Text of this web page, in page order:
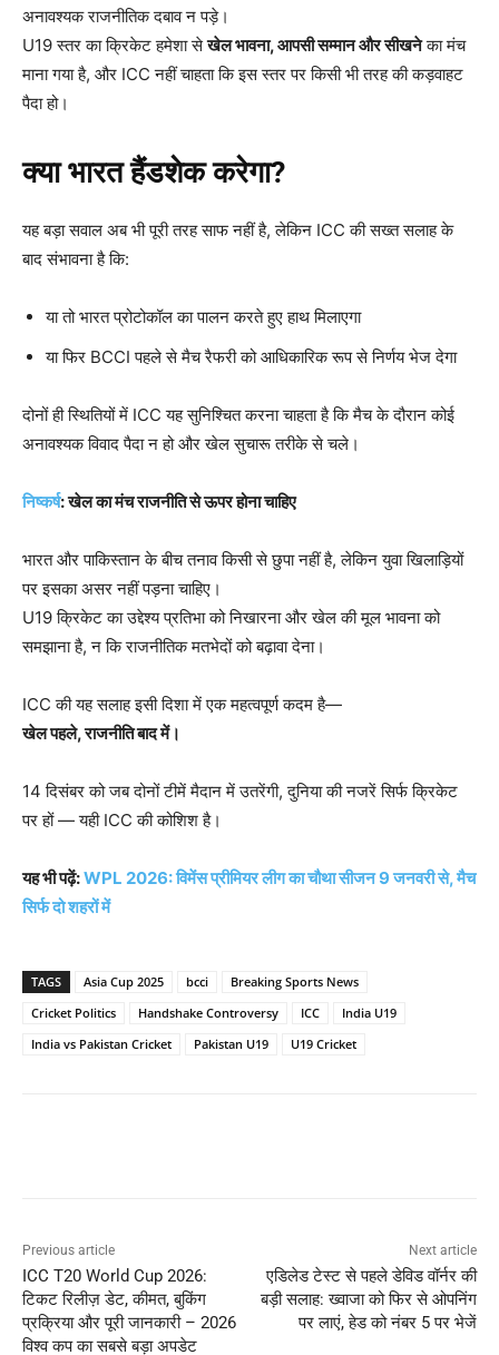
अनावश्यक राजनीतिक दबाव न पड़े।
U19 स्तर का क्रिकेट हमेशा सेखेल भावना,आपसी सम्मान और सीखनेका मंच
माना गया है, और ICC नहीं चाहता कि इस स्तर पर किसी भी तरह की कड़वाहट
पैदा हो।
क्या भारत हैंडशेक करेगा?
यह बड़ा सवाल अब भी पूरी तरह साफ नहीं है, लेकिन ICC की सख्त सलाह के
बाद संभावना है कि:
या तो भारत प्रोटोकॉल का पालन करते हुए हाथ मिलाएगा
या फिर BCCI पहले से मैच रैफरी को आधिकारिक रूप से निर्णय भेज देगा
दोनों ही स्थितियों में ICC यह सुनिश्चित करना चाहता है कि मैच के दौरान कोई
अनावश्यक विवाद पैदा न हो और खेल सुचारू तरीके से चले।
निष्कर्ष: खेल का मंच राजनीति से ऊपर होना चाहिए
भारत और पाकिस्तान के बीच तनाव किसी से छुपा नहीं है, लेकिन युवा खिलाड़ियों
पर इसका असर नहीं पड़ना चाहिए।
U19 क्रिकेट का उद्देश्य प्रतिभा को निखारना और खेल की मूल भावना को
समझाना है, न कि राजनीतिक मतभेदों को बढ़ावा देना।
ICC की यह सलाह इसी दिशा में एक महत्वपूर्ण कदम है—
खेल पहले,राजनीति बाद में।
14 दिसंबर को जब दोनों टीमें मैदान में उतरेंगी, दुनिया की नजरें सिर्फ क्रिकेट
पर हों — यही ICC की कोशिश है।
यह भी पढ़ें:WPL 2026: विमेंस प्रीमियर लीग का चौथा सीजन 9 जनवरी से, मैच
सिर्फ दो शहरों में
TAGS Asia Cup 2025 bcci
Breaking Sports News
Cricket Politics
Handshake Controversy ICC
India U19
India vs Pakistan Cricket
Pakistan U19 U19 Cricket
Previous article
ICC T20 World Cup 2026:
टिकट रिलीज़ डेट, कीमत, बुकिंग
प्रक्रिया और पूरी जानकारी – 2026
विश्व कप का सबसे बड़ा अपडेट
Next article
एडिलेड टेस्ट से पहले डेविड वॉर्नर की
बड़ी सलाह: ख्वाजा को फिर से ओपनिंग
पर लाएं, हेड को नंबर 5 पर भेजें